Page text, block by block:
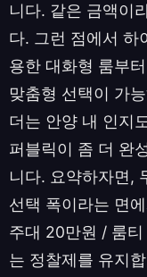
니다. 같은 금액이
다. 그런 점에서 하
용한 대화형 룸부
맞춤형 선택이 가
더는 안양 내 인지
퍼블릭이 좀 더 완
니다. 요약하자면,
선택 폭이라는 면
주대 20만원 / 룸
는 정찰제를 유지